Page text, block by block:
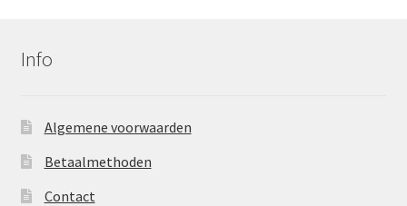
Info
Algemene voorwaarden
Betaalmethoden
Contact